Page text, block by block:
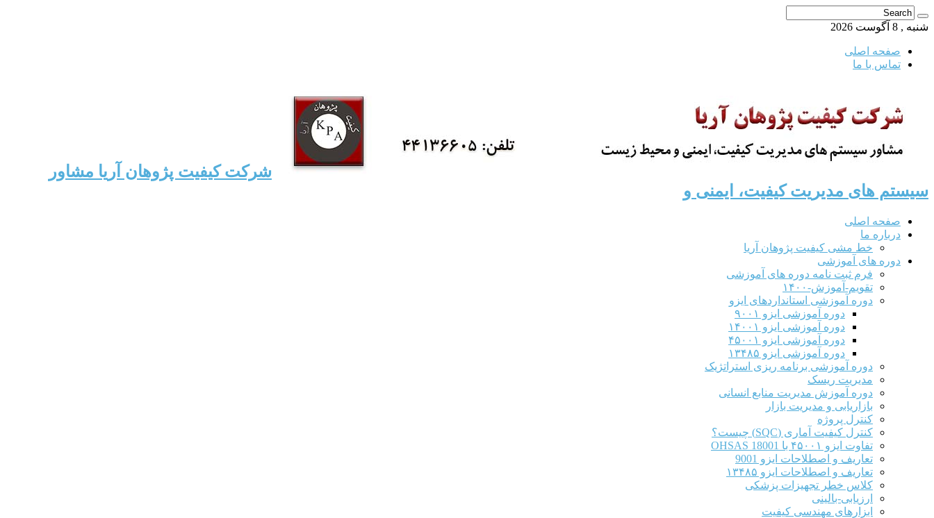
شنبه , 8 آگوست 2026
صفحه اصلی
تماس با ما
شرکت کیفیت پژوهان آریا مشاور
سیستم های مدیریت کیفیت، ایمنی و
صفحه اصلی
درباره ما
خط مشی کیفیت پژوهان آریا
دوره های آموزشی
فرم ثبت نامه دوره های آموزشی
تقویم-آموزش-۱۴۰۰
دوره آموزشی استانداردهای ایزو
دوره آموزشی ایزو ۹۰۰۱
دوره آموزشی ایزو ۱۴۰۰۱
دوره آموزشی ایزو ۴۵۰۰۱
دوره آموزشی ایزو ۱۳۴۸۵
دوره آموزشی برنامه ریزی استراتژیک
مدیریت ریسک
دوره آموزش مدیریت منابع انسانی
بازاریابی و مدیریت بازار
کنترل پروژه
کنترل کیفیت آماری (SQC) چیست؟
تفاوت ایزو ۴۵۰۰۱ با OHSAS 18001
تعاریف و اصطلاحات ایزو 9001
تعاریف و اصطلاحات ایزو ۱۳۴۸۵
کلاس خطر تجهیزات پزشکی
ارزیابی-بالینی
ابزارهای مهندسی کیفیت